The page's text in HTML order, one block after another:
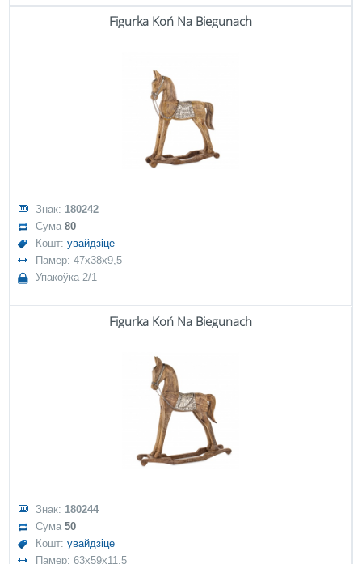
Figurka Koń Na Biegunach
Знак: 180242
Сума80
Кошт:увайдзіце
Памер: 47x38x9,5
Упакоўка 2/1
Figurka Koń Na Biegunach
Знак: 180244
Сума50
Кошт:увайдзіце
Памер: 63x59x11,5